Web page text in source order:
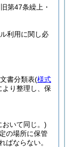
第47条繰上・
利用に関し必
書分類表(様式
より整理し、保
おいて同じ。)
の場所に保管
ばならない。